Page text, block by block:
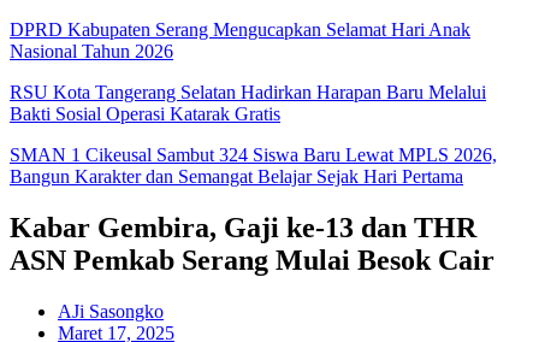
DPRD Kabupaten Serang Mengucapkan Selamat Hari Anak
Nasional Tahun 2026
RSU Kota Tangerang Selatan Hadirkan Harapan Baru Melalui
Bakti Sosial Operasi Katarak Gratis
SMAN 1 Cikeusal Sambut 324 Siswa Baru Lewat MPLS 2026,
Bangun Karakter dan Semangat Belajar Sejak Hari Pertama
Kabar Gembira, Gaji ke-13 dan THR
ASN Pemkab Serang Mulai Besok Cair
AJi Sasongko
Maret 17, 2025